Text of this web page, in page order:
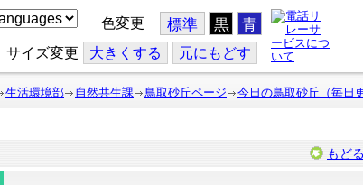
色変更 標準 黒 青
サイズ変更 大きくする 元にもどす
生活環境部 自然共生課 鳥取砂丘ページ 今日の鳥取砂丘（毎日
もどる